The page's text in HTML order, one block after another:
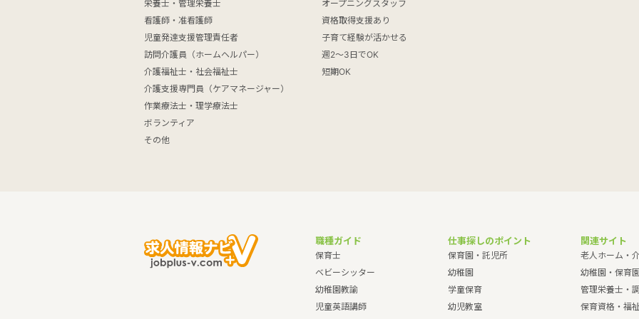
栄養士・管理栄養士
看護師・准看護師
児童発達支援管理責任者
訪問介護員（ホームヘルパー）
介護福祉士・社会福祉士
介護支援専門員（ケアマネージャー）
作業療法士・理学療法士
ボランティア
その他
オープニングスタッフ
資格取得支援あり
子育て経験が活かせる
週2～3日でOK
短期OK
職種ガイド
保育士
ベビーシッター
幼稚園教諭
児童英語講師
仕事探しのポイント
保育園・託児所
幼稚園
学童保育
幼児教室
関連サイト
老人ホーム・
幼稚園・保育
管理栄養士・
保育資格・福